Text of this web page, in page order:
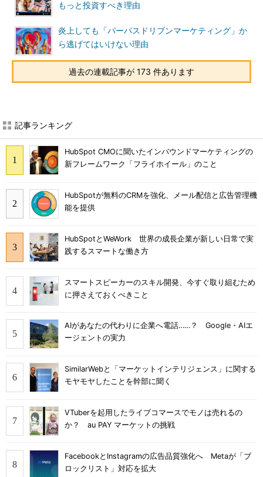
もっと投資すべき理由
炎上しても「パーパスドリブンマーケティング」か
ら逃げてはいけない理由
過去の連載記事が 173 件あります
記事ランキング
HubSpot CMOに聞いたインバウンドマーケティングの
新フレームワーク「フライホイール」のこと
HubSpotが無料のCRMを強化、メール配信と広告管理機
能を提供
HubSpotとWeWork 世界の成長企業が新しい日常で実
践するスマートな働き方
スマートスピーカーのスキル開発、今すぐ取り組むため
に押さえておくべきこと
AIがあなたの代わりに企業へ電話……？ Google・AIエ
ージェントの実力
SimilarWebと「マーケットインテリジェンス」に関する
モヤモヤしたことを幹部に聞く
VTuberを起用したライブコマースでモノは売れるの
か？ au PAY マーケットの挑戦
FacebookとInstagramの広告品質強化へ Metaが「ブ
ロックリスト」対応を拡大